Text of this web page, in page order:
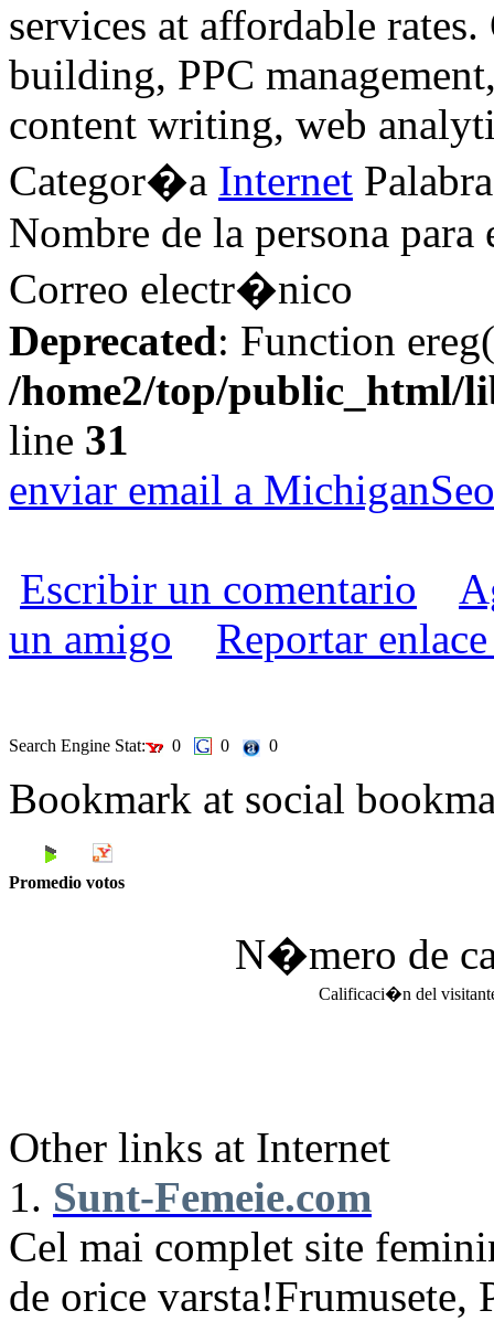
services at affordable
building, PPC
content writing, web
Categor�a Internet
Nombre de la persona para
Correo electr�nico
Deprecated: Function
/home2/top/
line 31
enviar email a
Escribir un comentario
un amigo
Reportar
Search Engine Stat: 0 0 0
Bookmark at social
Promedio votos
N�mero de
Calificaci�n del
Other links at Internet
1. Sunt-Femeie.com
Cel mai complet site
de orice varsta!Frumusete,